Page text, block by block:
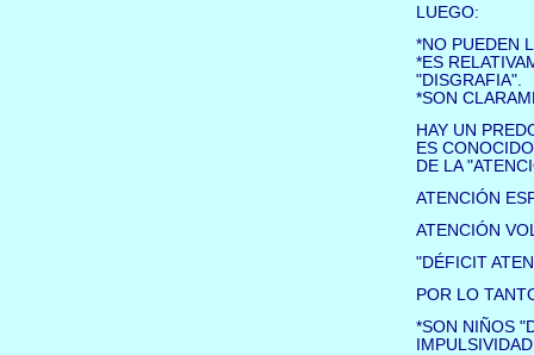
LUEGO:
*NO PUEDEN
*ES
"DISGRAFIA".
*SON
HAY UN
ES
DE LA
ATENCIÓN
ATENCIÓN
"DÉFICIT
POR LO
*SON NIÑOS